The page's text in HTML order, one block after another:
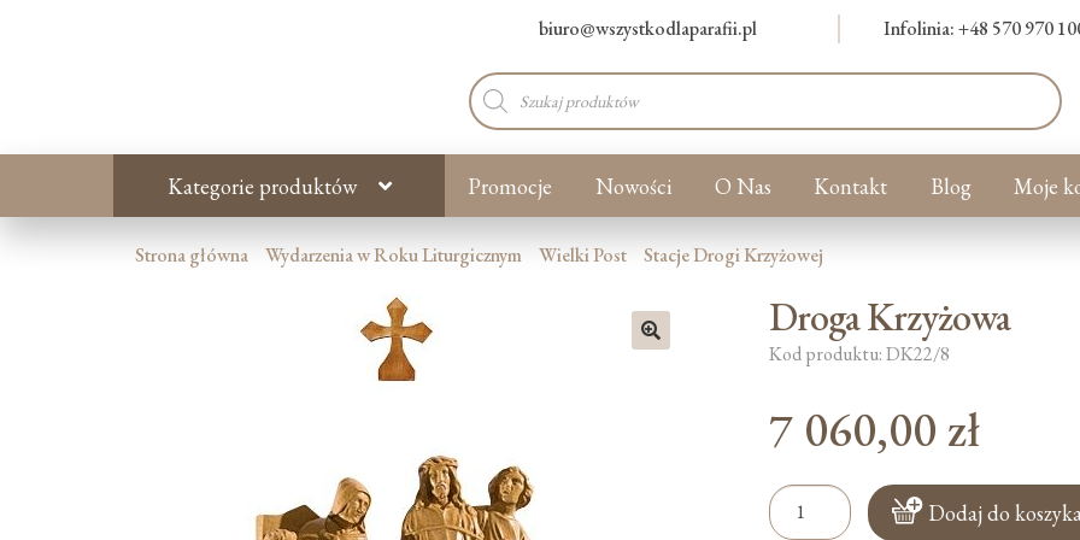
biuro@wszystkodlaparafii.pl Infolinia: +48 570 970
Wyszukiwarka
produktów
Kategorie produktów Promocje Nowości O Nas Kontakt Blog Moje
Strona główna Wydarzenia w Roku Liturgicznym Wielki Post Stacje Drogi Krzyżowej
Droga Krzyżowa
Kod produktu: DK22/8
7 060,00 zł
ilość
Droga
Dodaj do